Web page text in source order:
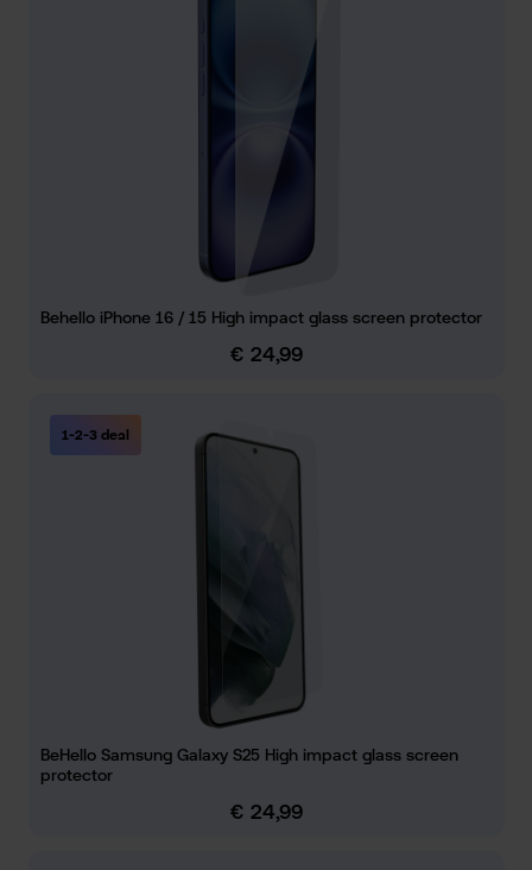
Behello iPhone 16 / 15 High impact glass screen protector
Normale prijs:
€ 24,99
1-2-3 deal
BeHello Samsung Galaxy S25 High impact glass screen
protector
Normale prijs:
€ 24,99